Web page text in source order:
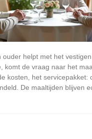
ouder helpt met het
komt de vraag naar het
kosten, het servicepakket:
De maaltijden blijven